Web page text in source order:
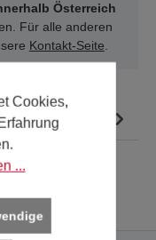
Österreich
Für alle anderen
Kontakt-Seite.
Cookies,
...